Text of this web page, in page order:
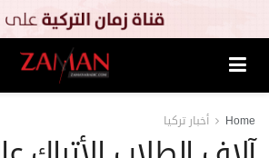
Home أخبار تركيا